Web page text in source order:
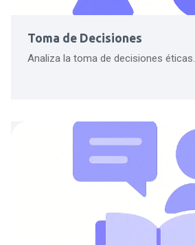
Toma de Decisiones
Analiza la toma de decisiones éticas.